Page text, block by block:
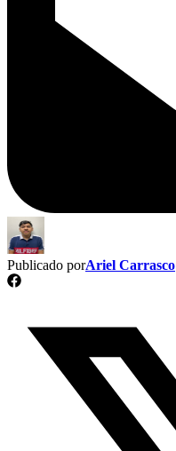
Publicado porAriel Carrasco